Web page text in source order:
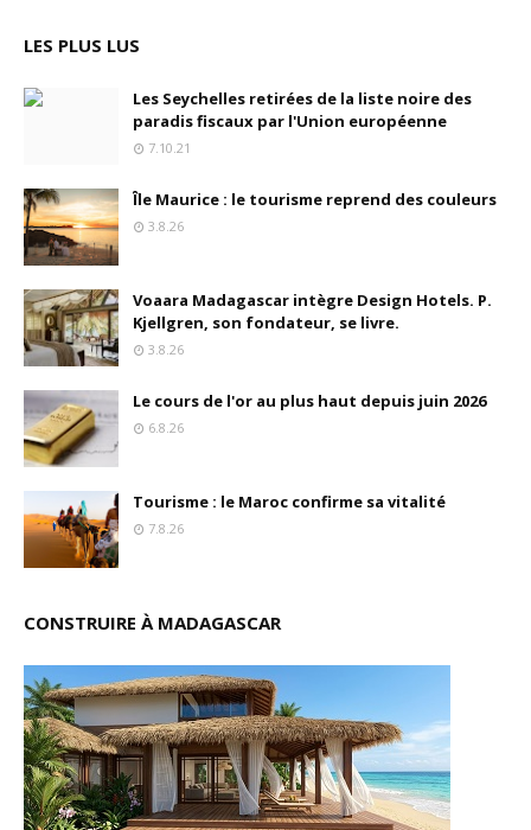
LES PLUS LUS
Les Seychelles retirées de la liste noire des
paradis fiscaux par l'Union européenne
7.10.21
Île Maurice : le tourisme reprend des couleurs
3.8.26
Voaara Madagascar intègre Design Hotels. P.
Kjellgren, son fondateur, se livre.
3.8.26
Le cours de l'or au plus haut depuis juin 2026
6.8.26
Tourisme : le Maroc confirme sa vitalité
7.8.26
CONSTRUIRE À MADAGASCAR